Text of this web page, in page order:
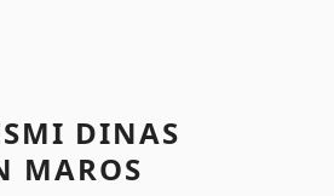
DINAS
MAROS